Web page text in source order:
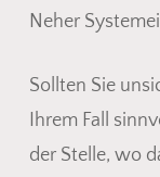
Neher
Sollten Sie
Ihrem Fall
der Stelle, wo